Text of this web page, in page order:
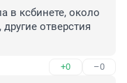
в ксбинете, около
отверстия
+0 –0